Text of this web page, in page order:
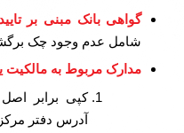
گواهی بانک مبنی بر
شامل عدم وجود چک
مدارک مربوط به مالکیت
کپی برابر
آدرس دفتر